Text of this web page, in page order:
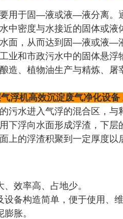
用于固—液或液—液分离。
中密度与水接近的固体或
面，从而达到固—液或液—
业和市政污水中的固体悬
造、植物油生产与精炼、屠
浮机高效沉淀废气净化设备
污水进入气浮的混合区，
下浮向水面形成浮渣，下
上的浮渣积聚到一定厚度以
效率高、占地少。
设备构造简单，便于使用、维
胀。